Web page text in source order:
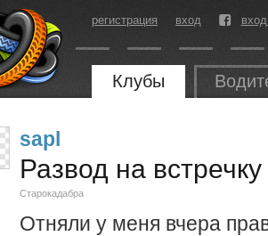
регистрация вход
Клубы
sapl
Развод на встречку
Старокадабра
Отняли у меня вчера